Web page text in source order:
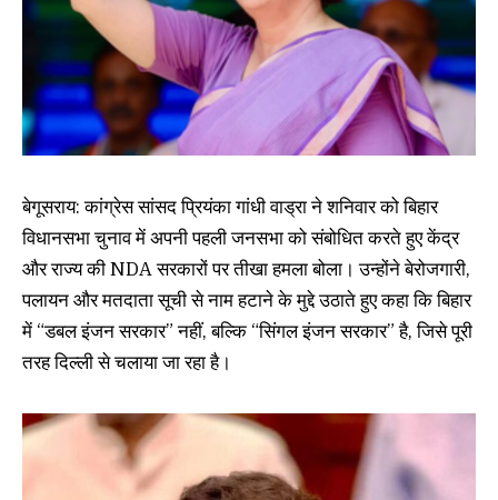
बेगूसराय: कांग्रेस सांसद प्रियंका गांधी वाड्रा ने शनिवार को बिहार
विधानसभा चुनाव में अपनी पहली जनसभा को संबोधित करते हुए केंद्र
और राज्य की NDA सरकारों पर तीखा हमला बोला। उन्होंने बेरोजगारी,
पलायन और मतदाता सूची से नाम हटाने के मुद्दे उठाते हुए कहा कि बिहार
में “डबल इंजन सरकार” नहीं, बल्कि “सिंगल इंजन सरकार” है, जिसे पूरी
तरह दिल्ली से चलाया जा रहा है।